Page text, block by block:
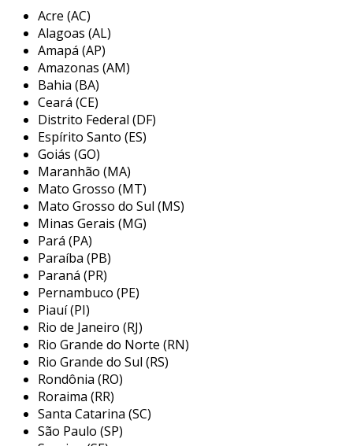
comprar componentes eletrônicos online
apresenta uma série de benefícios. aqui estão
alguns dos principais:
variedade de produtos
oferece uma ampla gama de
componentes, desde resistores e
capacitores até microcontroladores e
placas de desenvolvimento.
comodidade : a compra pode ser realizada
a qualquer hora do dia, evitando
deslocamentos e filas.
informações detalhadas
geralmente disponibilizam descrições
detalhadas, especificações técnicas e
manuais, facilitando a pesquisa.
comparação de preços
preços e características entre diferentes
produtos e marcas.
acessibilidade e facilidade de
navegação
Acre (AC)
Alagoas (AL)
Amapá (AP)
Amazonas (AM)
Bahia (BA)
Ceará (CE)
Distrito Federal (DF)
Espírito Santo (ES)
Goiás (GO)
Maranhão (MA)
Mato Grosso (MT)
Mato Grosso do Sul (MS)
Minas Gerais (MG)
Pará (PA)
Paraíba (PB)
Paraná (PR)
Pernambuco (PE)
Piauí (PI)
Rio de Janeiro (RJ)
Rio Grande do Norte (RN)
Rio Grande do Sul (RS)
Rondônia (RO)
Roraima (RR)
Santa Catarina (SC)
São Paulo (SP)